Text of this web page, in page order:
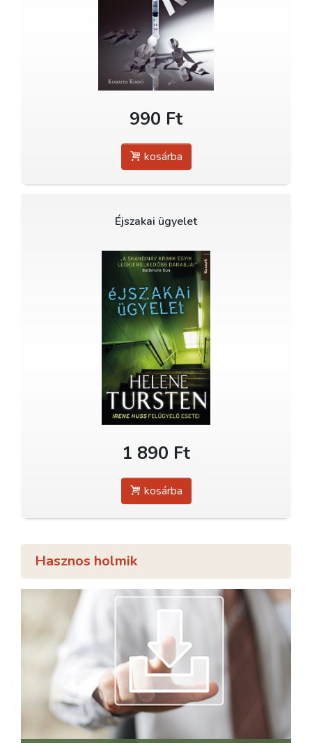
990 Ft
kosárba
Éjszakai ügyelet
1 890 Ft
kosárba
Hasznos holmik